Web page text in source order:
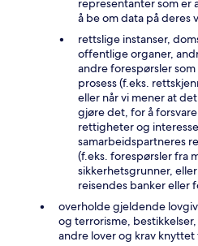
representanter som er
å be om data på deres
rettslige instanser,
offentlige organer,
andre forespørsler
prosess (f.eks.
eller når vi mener at
gjøre det, for å
rettigheter og
samarbeidspartneres
(f.eks. forespørsler fra
sikkerhetsgrunner,
reisendes banker eller
overholde gjeldende
og terrorisme,
andre lover og krav